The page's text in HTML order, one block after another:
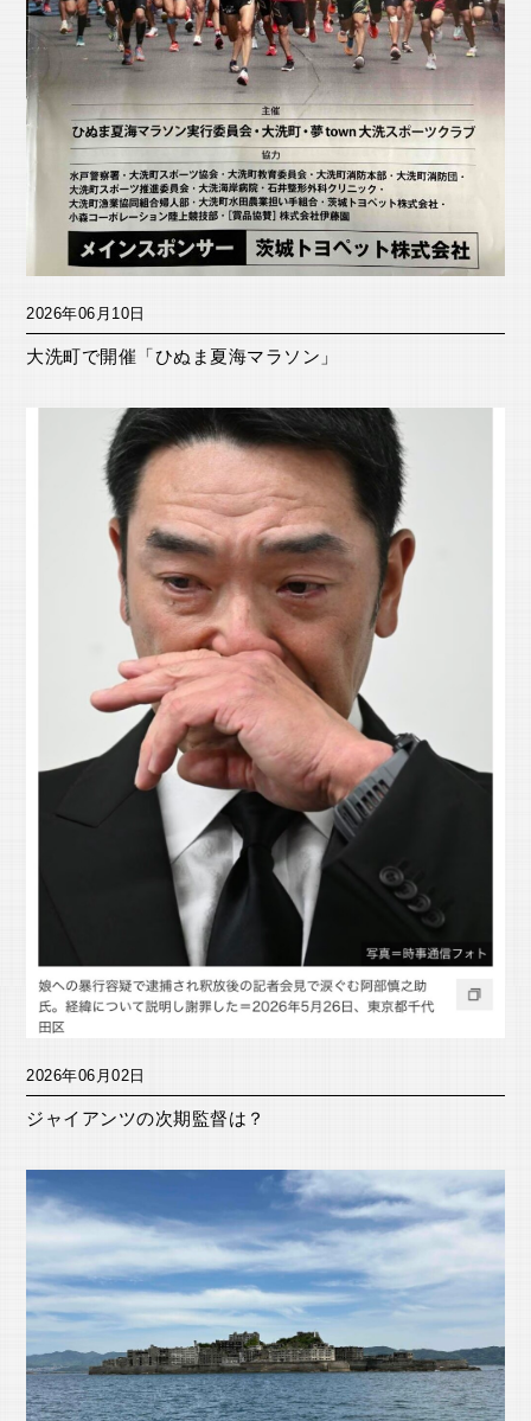
2026年06月10日
大洗町で開催「ひぬま夏海マラソン」
2026年06月02日
ジャイアンツの次期監督は？